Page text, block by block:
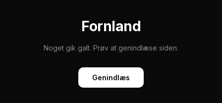
Fornland
Noget gik galt. Prøv at genindlæse siden.
Genindlæs